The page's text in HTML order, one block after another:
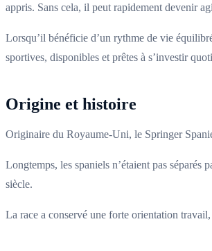
appris. Sans cela, il peut rapidement devenir
Lorsqu’il bénéficie d’un rythme de vie
sportives, disponibles et prêtes à s’investir
Origine et histoire
Originaire du Royaume-Uni, le Springer
Longtemps, les spaniels n’étaient pas
siècle.
La race a conservé une forte orientation